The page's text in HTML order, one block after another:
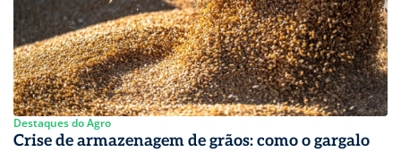
Destaques do Agro
Crise de armazenagem de grãos: como o gargalo